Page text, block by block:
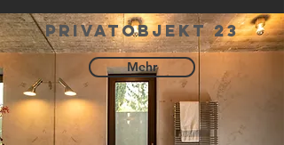
privatobjekt 23
Mehr